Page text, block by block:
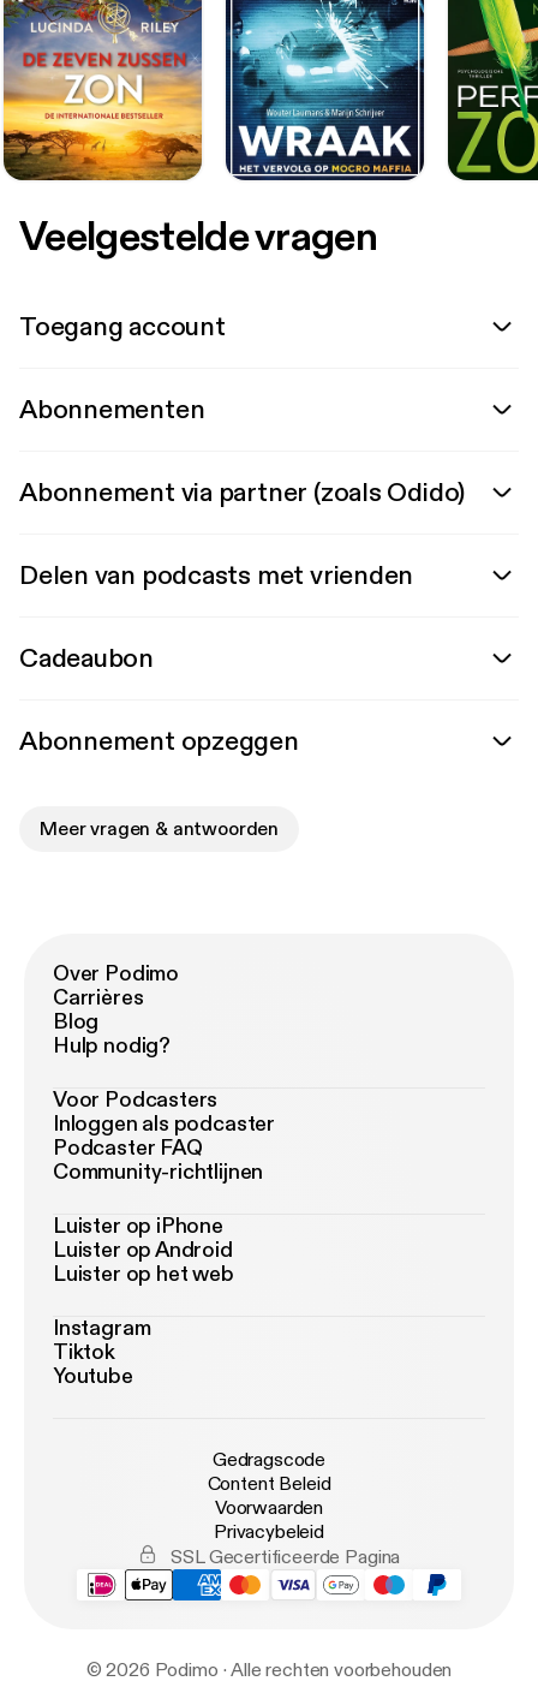
Veelgestelde vragen
Toegang account
Abonnementen
Abonnement via partner (zoals Odido)
Delen van podcasts met vrienden
Cadeaubon
Abonnement opzeggen
Meer vragen & antwoorden
Over Podimo
Carrières
Blog
Hulp nodig?
Voor Podcasters
Inloggen als podcaster
Podcaster FAQ
Community-richtlijnen
Luister op iPhone
Luister op Android
Luister op het web
Instagram
Tiktok
Youtube
Gedragscode
Content Beleid
Voorwaarden
Privacybeleid
SSL Gecertificeerde Pagina
© 2026 Podimo · Alle rechten voorbehouden